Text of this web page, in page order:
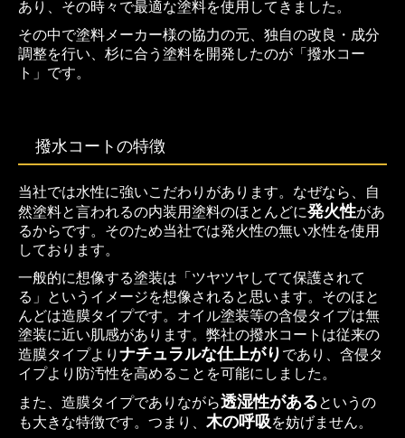
ショッピング
あり、その時々で最適な塗料を使用してきました。
その中で塗料メーカー様の協力の元、独自の改良・成分
調整を行い、杉に合う塗料を開発したのが「撥水コー
ト」です。
撥水コートの特徴
当社では水性に強いこだわりがあります。なぜなら、自
然塗料と言われるの内装用塗料のほとんどに発火性があ
るからです。そのため当社では発火性の無い水性を使用
しております。
一般的に想像する塗装は「ツヤツヤしてて保護されて
る」というイメージを想像されると思います。そのほと
んどは造膜タイプです。オイル塗装等の含侵タイプは無
塗装に近い肌感があります。弊社の撥水コートは従来の
造膜タイプより ナチュラルな仕上がり であり、含侵タ
イプより防汚性を高めることを可能にしました。
また、造膜タイプでありながら透湿性があるというの
も大きな特徴です。つまり、 木の呼吸を妨げません。